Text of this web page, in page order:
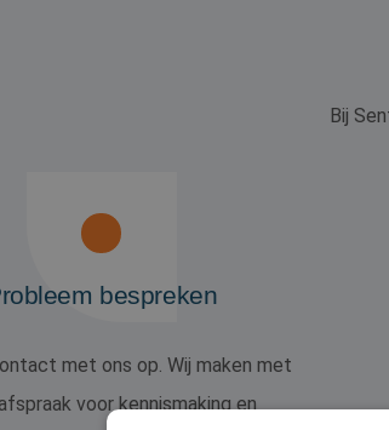
Bij
bespreken
met ons op. Wij maken met
voor kennismaking en